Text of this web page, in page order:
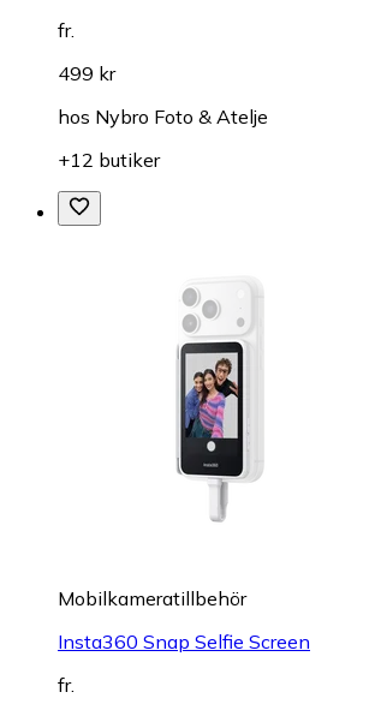
fr.
499 kr
hos Nybro Foto & Atelje
+12 butiker
Mobilkameratillbehör
Insta360 Snap Selfie Screen
fr.